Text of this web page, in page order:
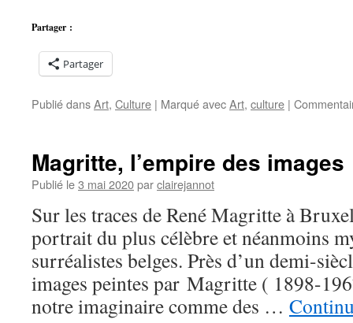
Partager :
Partager
Publié dansArt, Culture | Marqué avecArt, culture |
Magritte, l’empire des images
Publié le3 mai 2020parclairejannot
Sur les traces de René Magritte à
portrait du plus célèbre et néanmoins
surréalistes belges. Près d’un demi-
images peintes par Magritte ( 1898-
notre imaginaire comme des …